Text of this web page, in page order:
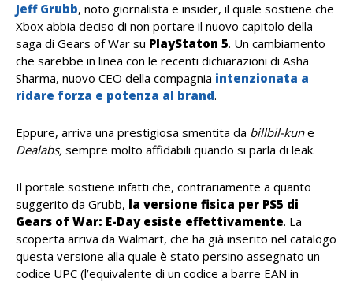
Jeff Grubb, noto giornalista e insider, il quale sostiene che
Xbox abbia deciso di non portare il nuovo capitolo della
saga di Gears of War su PlayStaton 5. Un cambiamento
che sarebbe in linea con le recenti dichiarazioni di Asha
Sharma, nuovo CEO della compagnia intenzionata a
ridare forza e potenza al brand.
Eppure, arriva una prestigiosa smentita da billbil-kune
Dealabs, sempre molto affidabili quando si parla di leak.
Il portale sostiene infatti che, contrariamente a quanto
suggerito da Grubb, la versione fisica per PS5 di
Gears of War: E-Day esiste effettivamente. La
scoperta arriva da Walmart, che ha già inserito nel catalogo
questa versione alla quale è stato persino assegnato un
codice UPC (l’equivalente di un codice a barre EAN in